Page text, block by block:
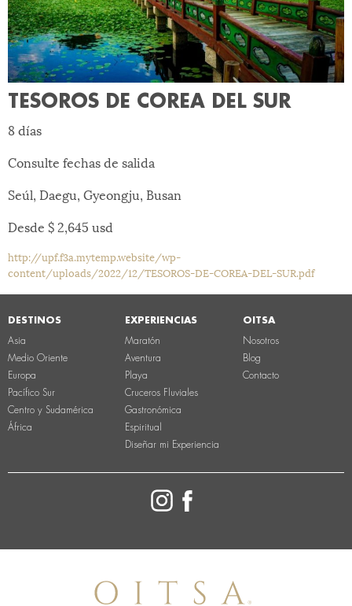
TESOROS DE COREA DEL SUR
8 días
Consulte fechas de salida
Seúl, Daegu, Gyeongju, Busan
Desde $ 2,645 usd
http://upf.f3a.mytemp.website/wp-
content/uploads/2022/12/TESOROS-DE-COREA-DEL-SUR.pdf
DESTINOS
Asia
Medio Oriente
Europa
Pacífico Sur
Centro y Sudamérica
África
EXPERIENCIAS
Maratón
Aventura
Playa
Cruceros Fluviales
Gastronómica
Espiritual
Diseñar mi Experiencia
OITSA
Nosotros
Blog
Contacto